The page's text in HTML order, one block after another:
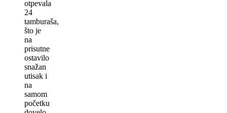
otpevala
24
tamburaša,
što je
na
prisutne
ostavilo
snažan
utisak i
na
samom
početku